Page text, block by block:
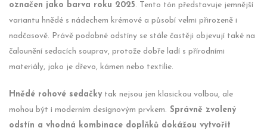
označen jako barva roku 2025. Tento tón představuje jemnější
variantu hnědé s nádechem krémové a působí velmi přirozeně i
nadčasově. Právě podobné odstíny se stále častěji objevují také na
čalounění sedacích souprav, protože dobře ladí s přírodními
materiály, jako je dřevo, kámen nebo textilie.
Hnědé rohové sedačky tak nejsou jen klasickou volbou, ale
mohou být i moderním designovým prvkem. Správně zvolený
odstín a vhodná kombinace doplňků dokážou vytvořit